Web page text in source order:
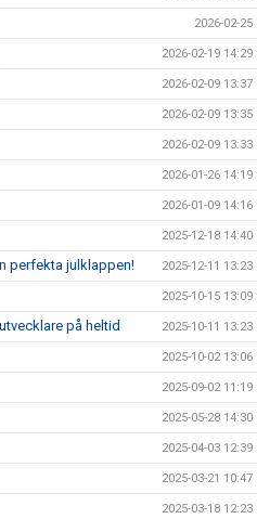
2026-02-25
2026-02-19 14:29
2026-02-09 13:37
2026-02-09 13:35
2026-02-09 13:33
2026-01-26 14:19
2026-01-09 14:16
2025-12-18 14:40
perfekta julklappen! 2025-12-11 13:23
2025-10-15 13:09
på heltid 2025-10-11 13:23
2025-10-02 13:06
2025-09-02 11:19
2025-05-28 14:30
2025-04-03 12:39
2025-03-21 10:47
2025-03-18 12:23